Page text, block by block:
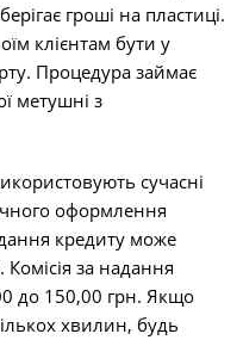
гроші на пластиці.
клієнтам бути у
Процедура займає
метушні з
сучасні
оформлення
кредиту може
за надання
до 150,00 грн. Якщо
хвилин, будь